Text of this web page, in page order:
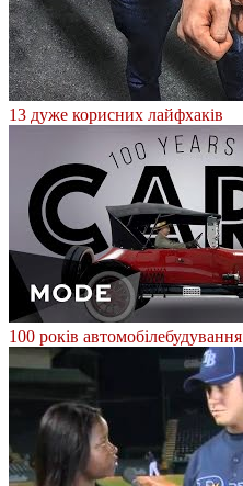
13 дуже корисних лайфхаків
100 років автомобілебудування